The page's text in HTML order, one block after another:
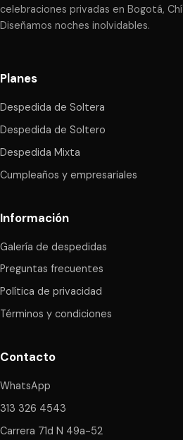
celebraciones privadas en Bogotá,
Diseñamos noches inolvidables.
Planes
Despedida de Soltera
Despedida de Soltero
Despedida Mixta
Cumpleaños y empresariales
Información
Galería de despedidas
Preguntas frecuentes
Política de privacidad
Términos y condiciones
Contacto
WhatsApp
313 326 4543
Carrera 71d N 49a-52